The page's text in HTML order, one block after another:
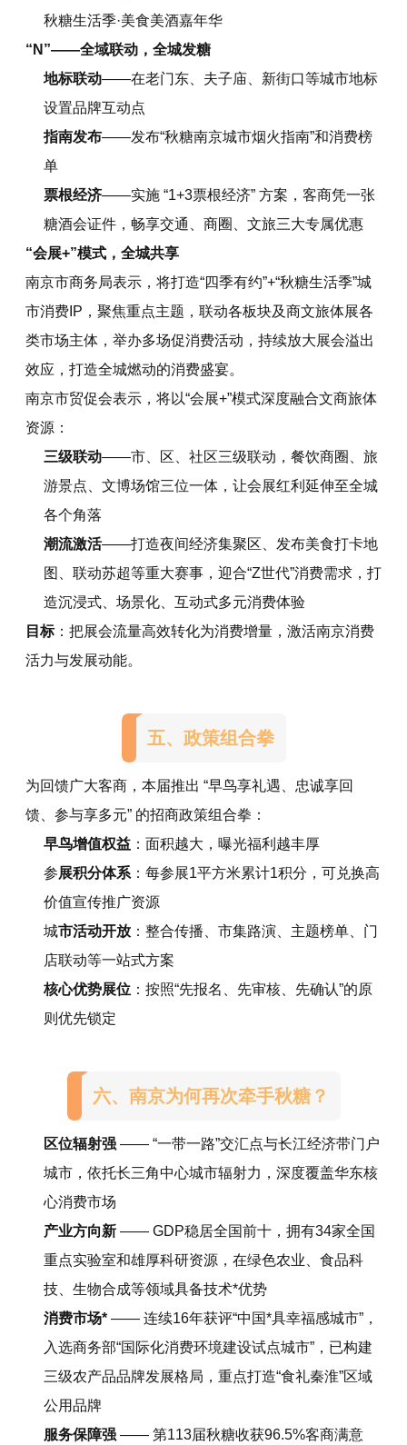
秋糖生活季·美食美酒嘉年华
“N”——全域联动，全城发糖
地标联动——在老门东、夫子庙、新街口等城市地标
设置品牌互动点
指南发布——发布“秋糖南京城市烟火指南”和消费榜
单
票根经济——实施 “1+3票根经济” 方案，客商凭一张
糖酒会证件，畅享交通、商圈、文旅三大专属优惠
“会展+”模式，全城共享
南京市商务局表示，将打造“四季有约”+“秋糖生活季”城
市消费IP，聚焦重点主题，联动各板块及商文旅体展各
类市场主体，举办多场促消费活动，持续放大展会溢出
效应，打造全城燃动的消费盛宴。
南京市贸促会表示，将以“会展+”模式深度融合文商旅体
资源：
三级联动——市、区、社区三级联动，餐饮商圈、旅
游景点、文博场馆三位一体，让会展红利延伸至全城
各个角落
潮流激活——打造夜间经济集聚区、发布美食打卡地
图、联动苏超等重大赛事，迎合“Z世代”消费需求，打
造沉浸式、场景化、互动式多元消费体验
目标：把展会流量高效转化为消费增量，激活南京消费
活力与发展动能。
五、政策组合拳
为回馈广大客商，本届推出 “早鸟享礼遇、忠诚享回
馈、参与享多元” 的招商政策组合拳：
早鸟增值权益 ：面积越大，曝光福利越丰厚
参展积分体系 ：每参展1平方米累计1积分，可兑换高
价值宣传推广资源
城市活动开放 ：整合传播、市集路演、主题榜单、门
店联动等一站式方案
核心优势展位 ：按照“先报名、先审核、先确认”的原
则优先锁定
六、南京为何再次牵手秋糖？
区位辐射强 —— “一带一路”交汇点与长江经济带门户
城市，依托长三角中心城市辐射力，深度覆盖华东核
心消费市场
产业方向新 —— GDP稳居全国前十，拥有34家全国
重点实验室和雄厚科研资源，在绿色农业、食品科
技、生物合成等领域具备技术*优势
消费市场* —— 连续16年获评“中国*具幸福感城市”，
入选商务部“国际化消费环境建设试点城市”，已构建
三级农产品品牌发展格局，重点打造“食礼秦淮”区域
公用品牌
服务保障强 —— 第113届秋糖收获96.5%客商满意